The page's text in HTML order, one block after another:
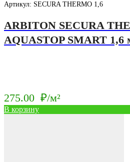
Артикул: SECURA THERMO 1,6
ARBITON SECURA
AQUASTOP SMART 1,6
275.00 ₽/м²
В корзину